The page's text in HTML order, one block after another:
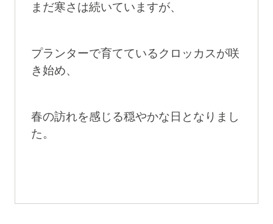
まだ寒さは続いていますが、
プランターで育てているクロッカスが咲
き始め、
春の訪れを感じる穏やかな日となりまし
た。